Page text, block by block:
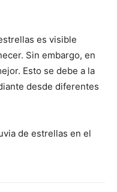
es visible
Sin embargo, en
Esto se debe a la
desde diferentes
de estrellas en el